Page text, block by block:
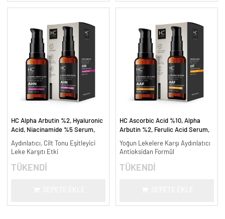
HC Alpha Arbutin %2, Hyaluronic
Acid, Niacinamide %5 Serum,
ml.
Aydınlatıcı, Cilt Tonu Eşitleyici
Leke Karşıtı Etki
TÜKENDİ
HC Ascorbic Acid %10, Alpha
Arbutin %2, Ferulic Acid Serum,
ml.
Yoğun Lekelere Karşı Aydınlatıcı
Antioksidan Formül
TÜKENDİ